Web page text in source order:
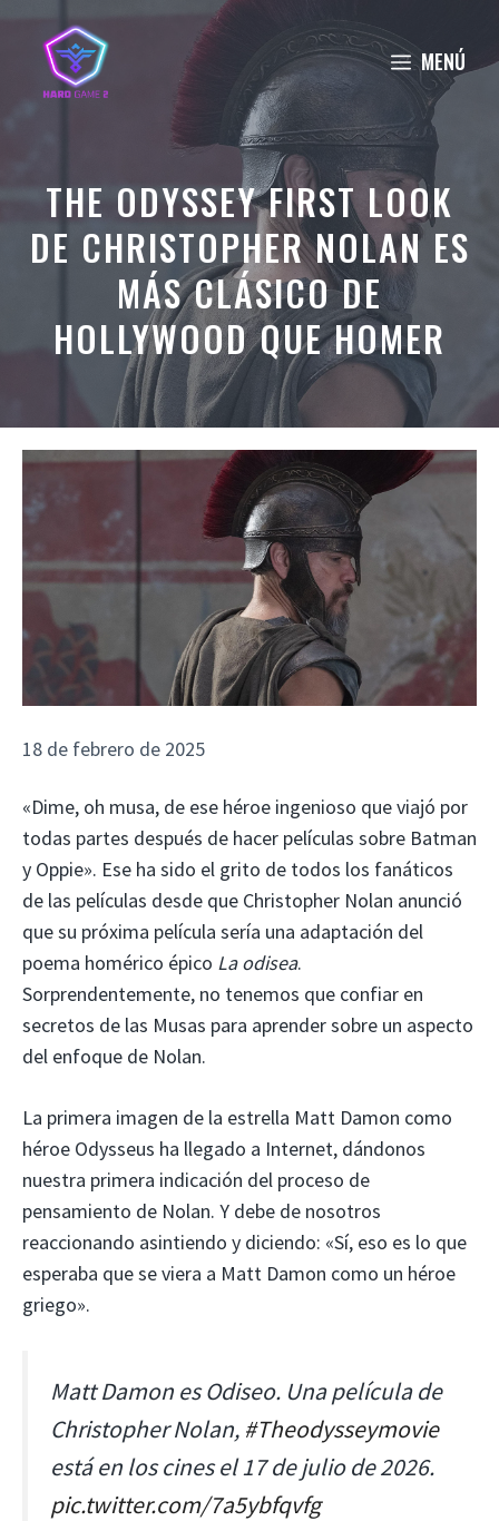
contenido
MENÚ
THE ODYSSEY FIRST LOOK
DE CHRISTOPHER NOLAN ES
MÁS CLÁSICO DE
HOLLYWOOD QUE HOMER
18 de febrero de 2025
«Dime, oh musa, de ese héroe ingenioso que viajó por
todas partes después de hacer películas sobre Batman
y Oppie». Ese ha sido el grito de todos los fanáticos
de las películas desde que Christopher Nolan anunció
que su próxima película sería una adaptación del
poema homérico épico La odisea.
Sorprendentemente, no tenemos que confiar en
secretos de las Musas para aprender sobre un aspecto
del enfoque de Nolan.
La primera imagen de la estrella Matt Damon como
héroe Odysseus ha llegado a Internet, dándonos
nuestra primera indicación del proceso de
pensamiento de Nolan. Y debe de nosotros
reaccionando asintiendo y diciendo: «Sí, eso es lo que
esperaba que se viera a Matt Damon como un héroe
griego».
Matt Damon es Odiseo. Una película de
Christopher Nolan, #Theodysseymovie
está en los cines el 17 de julio de 2026.
pic.twitter.com/7a5ybfqvfg